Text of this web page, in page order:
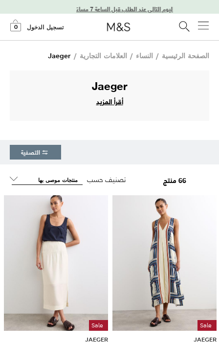
توصيل في اليوم التالي عند الطلب قبل الساعة 7 مساءً
تسجيل الدخول 0
الصفحة الرئيسية / النساء / العلامات التجارية /
Jaeger
Jaeger
أقرأ المزيد
التصفية
66 منتج تصنيف حسب
Sale
JAEGER
Sale
JAEGER